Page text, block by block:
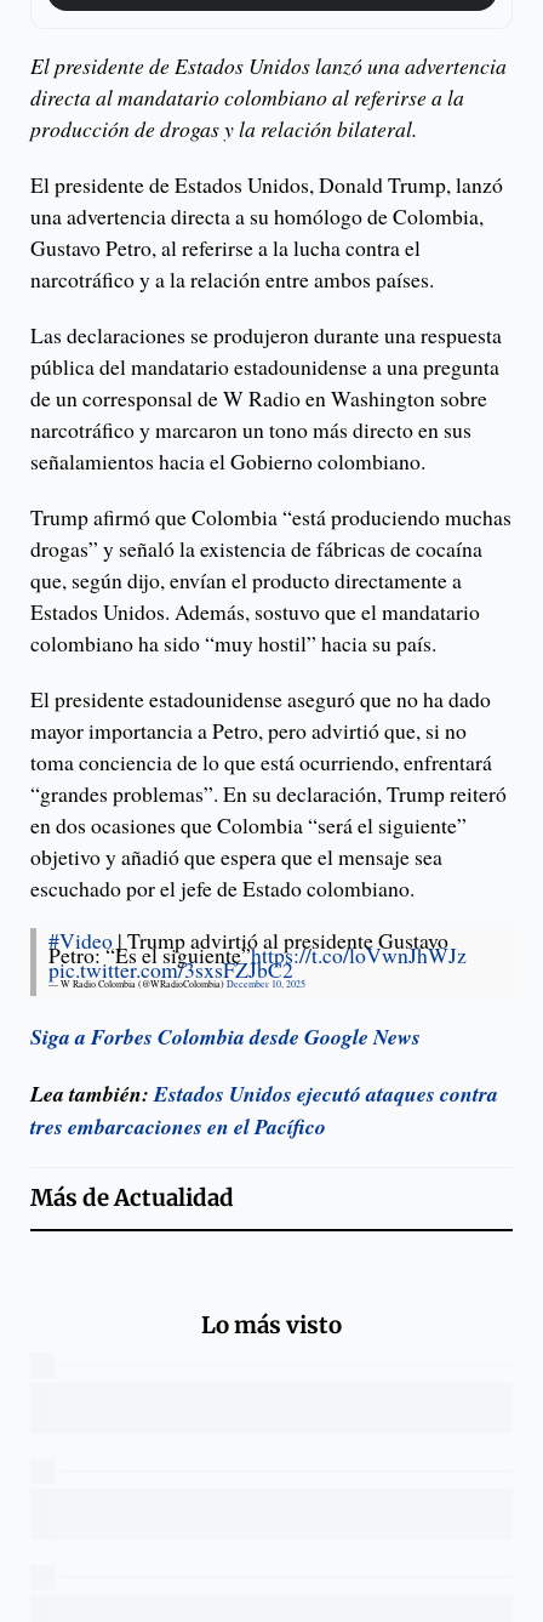
El presidente de Estados Unidos lanzó una advertencia
directa al mandatario colombiano al referirse a la
producción de drogas y la relación bilateral.
El presidente de Estados Unidos, Donald Trump, lanzó
una advertencia directa a su homólogo de Colombia,
Gustavo Petro, al referirse a la lucha contra el
narcotráfico y a la relación entre ambos países.
Las declaraciones se produjeron durante una respuesta
pública del mandatario estadounidense a una pregunta
de un corresponsal de W Radio en Washington sobre
narcotráfico y marcaron un tono más directo en sus
señalamientos hacia el Gobierno colombiano.
Trump afirmó que Colombia “está produciendo muchas
drogas” y señaló la existencia de fábricas de cocaína
que, según dijo, envían el producto directamente a
Estados Unidos. Además, sostuvo que el mandatario
colombiano ha sido “muy hostil” hacia su país.
El presidente estadounidense aseguró que no ha dado
mayor importancia a Petro, pero advirtió que, si no
toma conciencia de lo que está ocurriendo, enfrentará
“grandes problemas”. En su declaración, Trump reiteró
en dos ocasiones que Colombia “será el siguiente”
objetivo y añadió que espera que el mensaje sea
escuchado por el jefe de Estado colombiano.
#Video | Trump advirtió al presidente Gustavo
Petro: “Es el siguiente”https://t.co/loVwnJhWJz
pic.twitter.com/3sxsFZJbC2
— W Radio Colombia (@WRadioColombia) December 10, 2025
Siga a Forbes Colombia desde Google News
Lea también:Estados Unidos ejecutó ataques contra
tres embarcaciones en el Pacífico
Más deActualidad
Lo más visto